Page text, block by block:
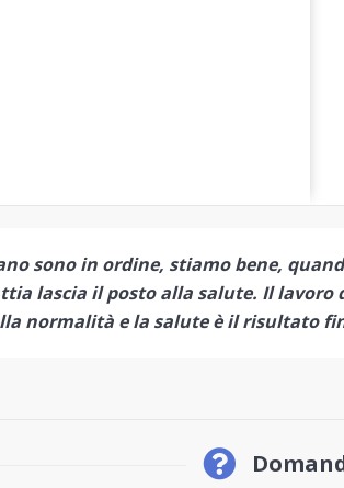
sono in ordine, stiamo bene,
lascia il posto alla salute. Il lavoro
normalità e la salute è il risultato